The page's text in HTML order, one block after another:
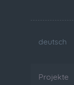
deutsch
Projekte